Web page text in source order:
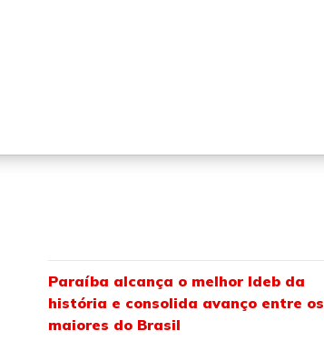
Paraíba alcança o melhor Ideb da
história e consolida avanço entre os
maiores do Brasil